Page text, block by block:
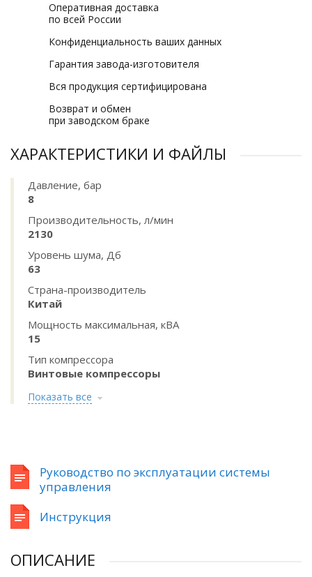
Оперативная доставка
по всей России
Конфиденциальность ваших данных
Гарантия завода-изготовителя
Вся продукция сертифицирована
Возврат и обмен
при заводском браке
ХАРАКТЕРИСТИКИ И ФАЙЛЫ
Давление, бар
8
Производительность, л/мин
2130
Уровень шума, Дб
63
Страна-производитель
Китай
Мощность максимальная, кВА
15
Тип компрессора
Винтовые компрессоры
Показать все
Руководство по эксплуатации системы
управления
Инструкция
ОПИСАНИЕ